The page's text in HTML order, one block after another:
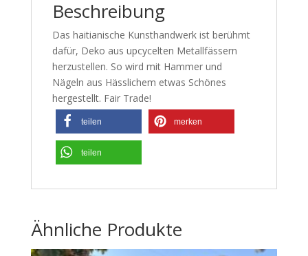
Beschreibung
Das haitianische Kunsthandwerk ist berühmt
dafür, Deko aus upcycelten Metallfässern
herzustellen. So wird mit Hammer und
Nägeln aus Hässlichem etwas Schönes
hergestellt. Fair Trade!
teilen merken
teilen
Ähnliche Produkte